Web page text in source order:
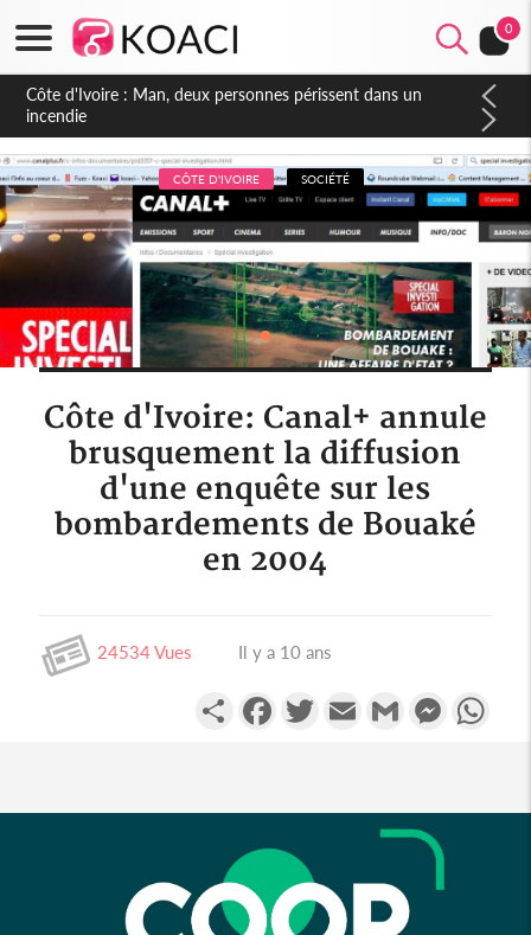
0
Côte d'Ivoire : Man, deux personnes périssent dans un
incendie
Ouganda
Rwanda
Sierra Leone
Somalie
Soudan
Swaziland
Tanzanie
Tchad
Togo
Zambie
Comores
Soudan du sud
CÔTE D'IVOIRE SOCIÉTÉ
Côte d'Ivoire: Canal+ annule
brusquement la diffusion
d'une enquête sur les
bombardements de Bouaké
en 2004
24534 Vues Il y a 10 ans
PartagerFacebookTwitterEmail Gmail